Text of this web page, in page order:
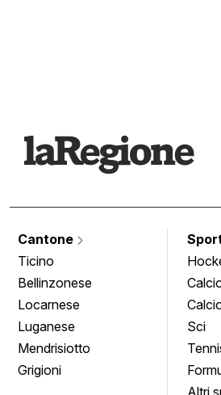
Cantone
Ticino
Bellinzonese
Locarnese
Luganese
Mendrisiotto
Grigioni
Sci
Altri